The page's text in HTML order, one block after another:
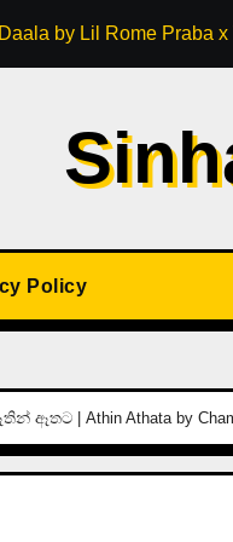
by Lil Rome Praba x
Policy
ඈතට | Athin Athata by